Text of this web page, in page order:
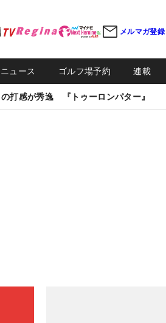
メルマガ登録
ュース ゴルフ場予約 連載
打感が秀逸 『トゥーロンパター』